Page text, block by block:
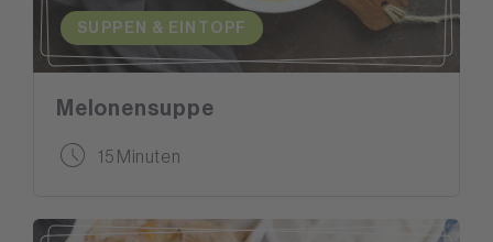
SUPPEN & EINTOPF
Melonensuppe
15 Minuten